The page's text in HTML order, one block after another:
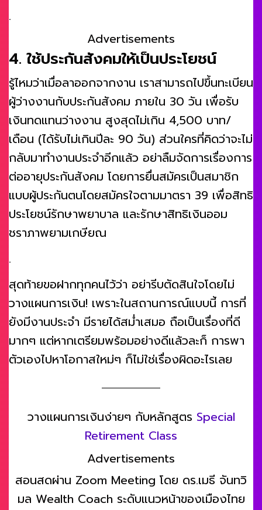
.
Advertisements
4. ใช้ประกันสังคมให้เป็นประโยชน์
รู้ไหมว่าเมื่อลาออกจากงาน เราสามารถไปขึ้นทะเบียน
ผู้ว่างงานกับประกันสังคม ภายใน 30 วัน เพื่อรับ
เงินทดแทนว่างงาน สูงสุดไม่เกิน 4,500 บาท/
เดือน (ได้รับไม่เกินปีละ 90 วัน) ส่วนใครที่คิดว่าจะไม่
กลับมาทำงานประจำอีกแล้ว อย่าลืมจัดการเรื่องการ
ต่ออายุประกันสังคม โดยการยื่นสมัครเป็นสมาชิก
แบบผู้ประกันตนโดยสมัครใจตามมาตรา 39 เพื่อสิทธิ
ประโยชน์รักษาพยาบาล และรักษาสิทธิเงินออม
ชราภาพยามเกษียณ
.
สุดท้ายขอฝากทุกคนไว้ว่า อย่ารีบตัดสินใจโดยไม่
วางแผนการเงิน! เพราะในสถานการณ์แบบนี้ การที่
ยังมีงานประจำ มีรายได้สม่ำเสมอ ถือเป็นเรื่องที่ดี
มากๆ แต่หากเตรียมพร้อมอย่างดีแล้วละก็ การพา
ตัวเองไปหาโอกาสใหม่ๆ ก็ไม่ใช่เรื่องผิดอะไรเลย
วางแผนการเงินง่ายๆ กับหลักสูตร Special
Retirement Class
Advertisements
สอนสดผ่าน Zoom Meeting โดย ดร.เมธี จันทวิ
มล Wealth Coach ระดับแนวหน้าของเมืองไทย